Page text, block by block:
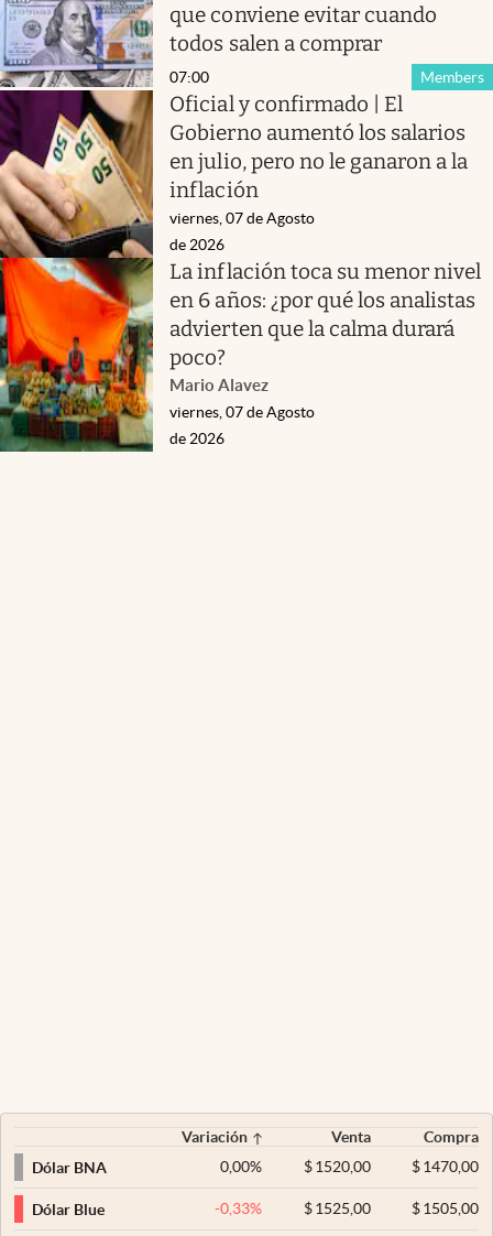
que conviene evitar cuando
todos salen a comprar
Members
07:00
Oficial y confirmado | El
Gobierno aumentó los salarios
en julio, pero no le ganaron a la
inflación
viernes, 07 de Agosto
de 2026
La inflación toca su menor nivel
en 6 años: ¿por qué los analistas
advierten que la calma durará
poco?
Mario Alavez
viernes, 07 de Agosto
de 2026
Variación Venta
Compra
Dólar BNA
0,00% $ 1520,00 $1470,00
Dólar Blue -0,33% $ 1525,00 $1505,00